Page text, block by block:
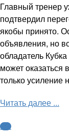
Главный тренер
подтвердил
якобы принято.
объявления, но
обладатель
может
только
Читать далее ...
КХЛ